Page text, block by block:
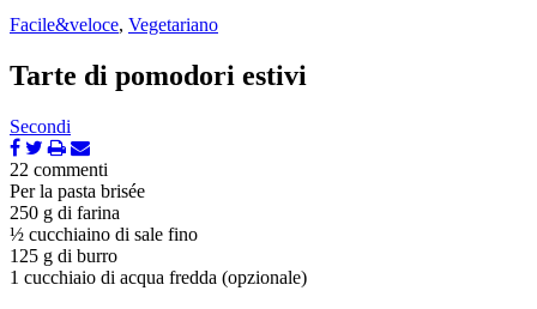
Facile&veloce, Vegetariano
Tarte di pomodori estivi
Secondi
22 commenti
Per la pasta brisée
250 g di farina
½ cucchiaino di sale fino
125 g di burro
1 cucchiaio di acqua fredda (opzionale)